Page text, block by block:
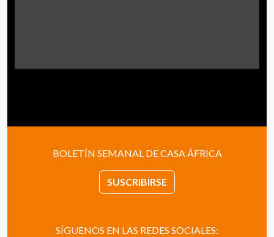
BOLETÍN SEMANAL DE CASA ÁFRICA
SUSCRIBIRSE
SÍGUENOS EN LAS REDES SOCIALES: